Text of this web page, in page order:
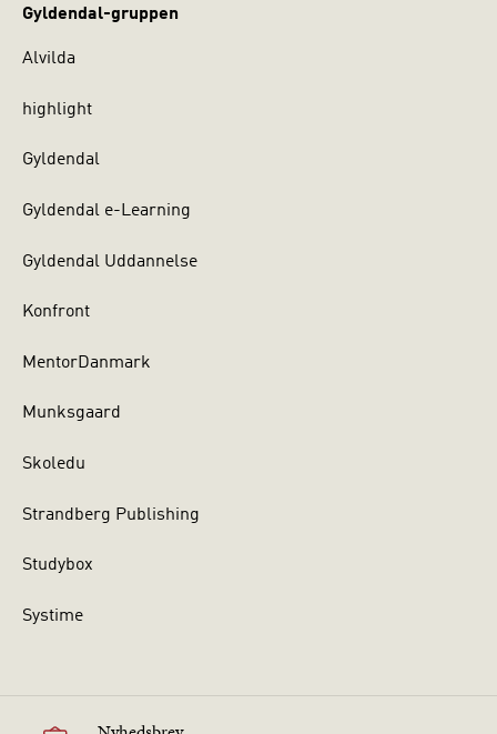
Gyldendal-gruppen
Alvilda
highlight
Gyldendal
Gyldendal e-Learning
Gyldendal Uddannelse
Konfront
MentorDanmark
Munksgaard
Skoledu
Strandberg Publishing
Studybox
Systime